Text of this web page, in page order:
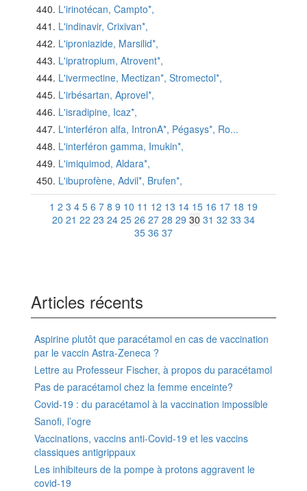
L'irinotécan, Campto*,
L'indinavir, Crixivan*,
L'iproniazide, Marsilid*,
L'ipratropium, Atrovent*,
L'ivermectine, Mectizan*, Stromectol*,
L'irbésartan, Aprovel*,
L'isradipine, Icaz*,
L'interféron alfa, IntronA*, Pégasys*, Ro...
L'interféron gamma, Imukin*,
L'imiquimod, Aldara*,
L'ibuprofène, Advil*, Brufen*,
1 2 3 4 5 6 7 8 9 10 11 12 13 14 15 16 17 18 19
20 21 22 23 24 25 26 27 28 29 30 31 32 33 34
35 36 37
Articles récents
Aspirine plutôt que paracétamol en cas de vaccination
par le vaccin Astra-Zeneca ?
Lettre au Professeur Fischer, à propos du paracétamol
Pas de paracétamol chez la femme enceinte?
Covid-19 : du paracétamol à la vaccination impossible
Sanofi, l’ogre
Vaccinations, vaccins anti-Covid-19 et les vaccins
classiques antigrippaux
Les inhibiteurs de la pompe à protons aggravent le
covid-19